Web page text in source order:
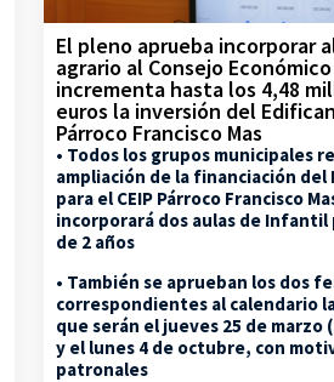
El pleno aprueba incorporar
agrario al Consejo
incrementa hasta los 4,48
euros la inversión del
Párroco Francisco Mas
• Todos los grupos municipales
ampliación de la financiación del
para el CEIP Párroco Francisco
incorporará dos aulas de Infantil
de 2 años
• También se aprueban los dos
correspondientes al calendario
que serán el jueves 25 de marzo
y el lunes 4 de octubre, con
patronales